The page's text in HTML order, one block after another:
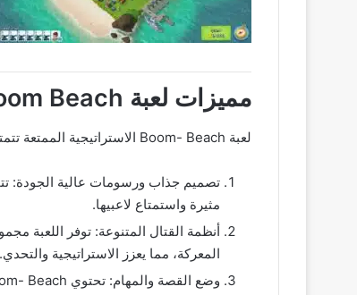
مميزات لعبة Boom Beach تشمل :
لعبة Boom- Beach الاستراتيجية الممتعة تتمتع بالعديد من المميزات المثيرة التي تجعلها تبرز بين ألعاب الاستراتيجية وإليك بعض أبرز مميزات اللعبة:
مثيرة واستمتاع لاعبيها.
أنظمة القتال المتنوعة: توفر اللعبة
المعركة، مما يعزز الاستراتيجية والتحدي.